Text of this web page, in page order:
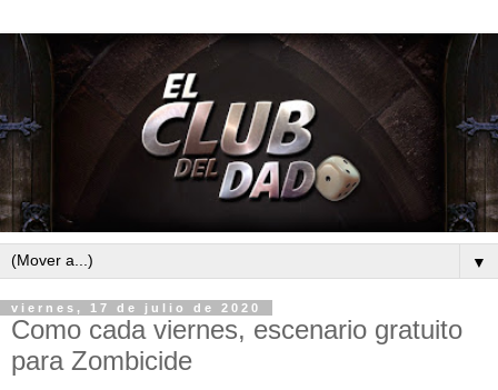
▼
viernes, 17 de julio de 2020
Como cada viernes, escenario gratuito
para Zombicide